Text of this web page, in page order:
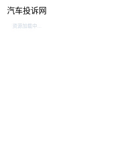
汽车投诉网
资源加载中...